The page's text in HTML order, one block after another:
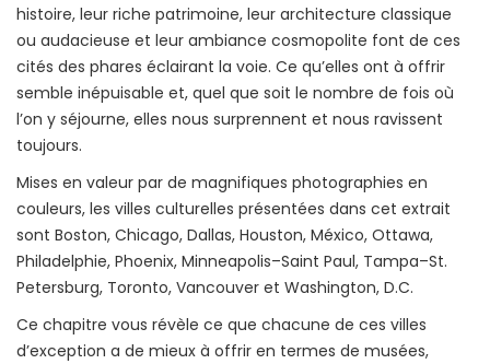
histoire, leur riche patrimoine, leur architecture classique
ou audacieuse et leur ambiance cosmopolite font de ces
cités des phares éclairant la voie. Ce qu’elles ont à offrir
semble inépuisable et, quel que soit le nombre de fois où
l’on y séjourne, elles nous surprennent et nous ravissent
toujours.
Mises en valeur par de magnifiques photographies en
couleurs, les villes culturelles présentées dans cet extrait
sont Boston, Chicago, Dallas, Houston, México, Ottawa,
Philadelphie, Phoenix, Minneapolis–Saint Paul, Tampa–St.
Petersburg, Toronto, Vancouver et Washington, D.C.
Ce chapitre vous révèle ce que chacune de ces villes
d’exception a de mieux à offrir en termes de musées,